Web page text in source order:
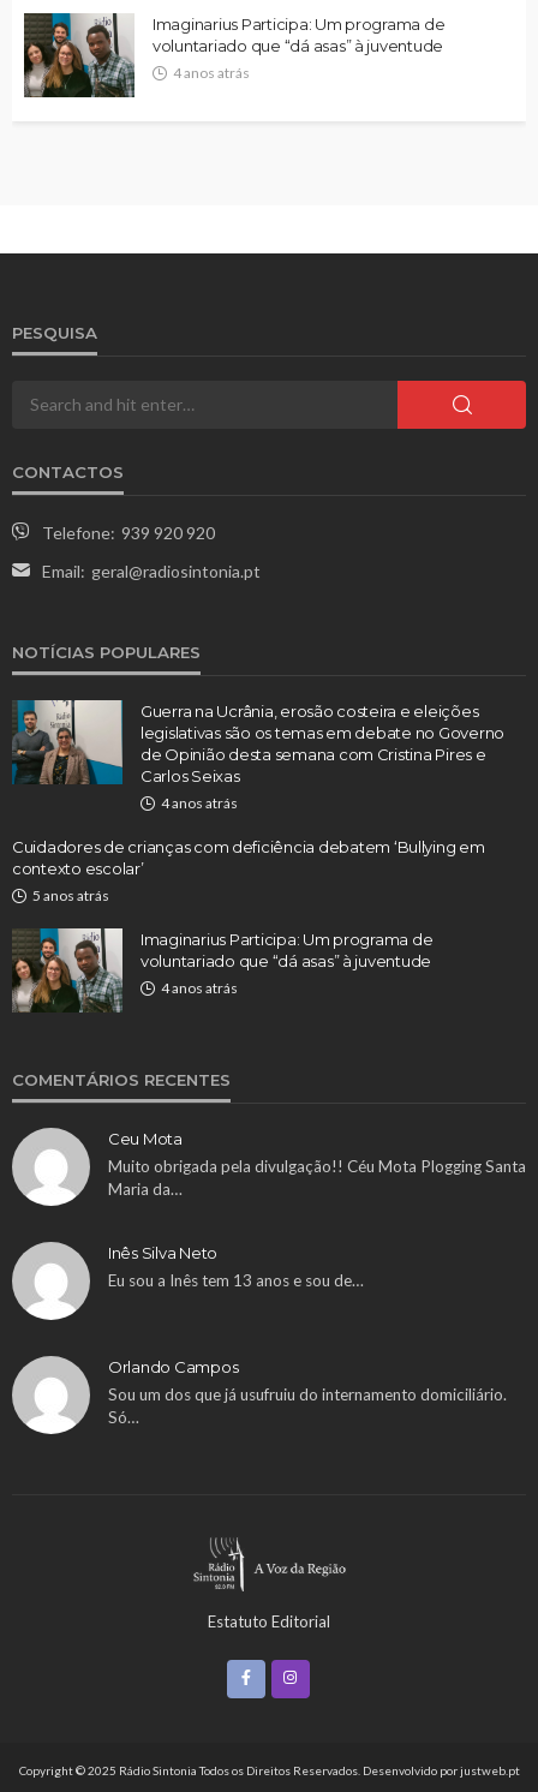
Imaginarius Participa: Um programa de
voluntariado que “dá asas” à juventude
4 anos atrás
PESQUISA
CONTACTOS
Telefone: 939 920 920
Email: geral@radiosintonia.pt
NOTÍCIAS POPULARES
Guerra na Ucrânia, erosão costeira e eleições
legislativas são os temas em debate no Governo
de Opinião desta semana com Cristina Pires e
Carlos Seixas
4 anos atrás
Cuidadores de crianças com deficiência debatem ‘Bullying em
contexto escolar’
5 anos atrás
Imaginarius Participa: Um programa de
voluntariado que “dá asas” à juventude
4 anos atrás
COMENTÁRIOS RECENTES
Ceu Mota
Muito obrigada pela divulgação!! Céu Mota Plogging Santa
Maria da…
Inês Silva Neto
Eu sou a Inês tem 13 anos e sou de…
Orlando Campos
Sou um dos que já usufruiu do internamento domiciliário.
Só…
Estatuto Editorial
Copyright © 2025 Rádio Sintonia Todos os Direitos Reservados. Desenvolvido porjustweb.pt